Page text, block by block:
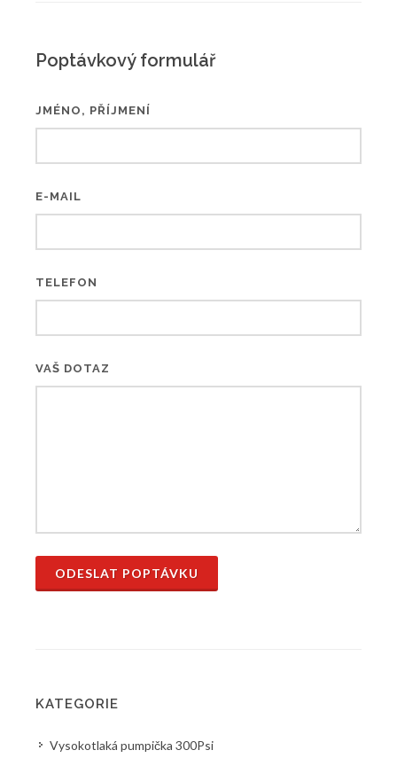
Poptávkový formulář
JMÉNO, PŘÍJMENÍ
E-MAIL
TELEFON
VAŠ DOTAZ
ODESLAT POPTÁVKU
KATEGORIE
Vysokotlaká pumpička 300Psi